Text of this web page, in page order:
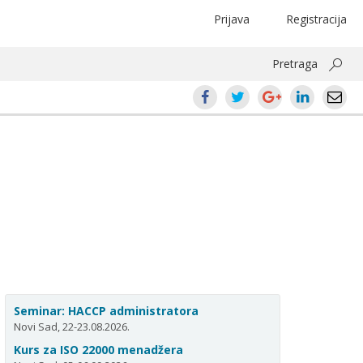
Registracija
Prijava
Pretraga
Seminar: HACCP administratora
Novi Sad, 22-23.08.2026.
Kurs za ISO 22000 menadžera